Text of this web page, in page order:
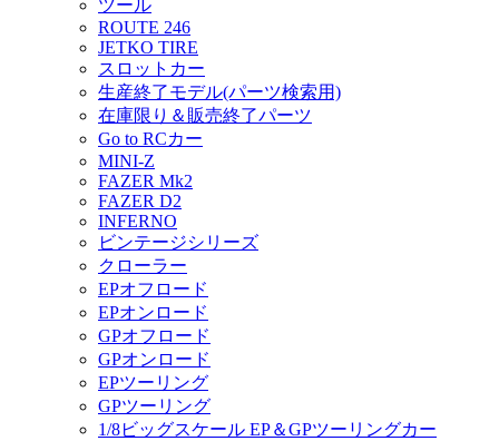
ツール
ROUTE 246
JETKO TIRE
スロットカー
生産終了モデル(パーツ検索用)
在庫限り＆販売終了パーツ
Go to RCカー
MINI-Z
FAZER Mk2
FAZER D2
INFERNO
ビンテージシリーズ
クローラー
EPオフロード
EPオンロード
GPオフロード
GPオンロード
EPツーリング
GPツーリング
1/8ビッグスケール EP＆GPツーリングカー